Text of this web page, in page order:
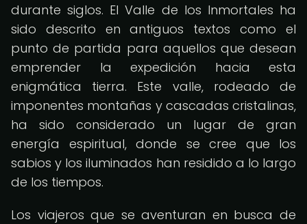
durante siglos. El Valle de los Inmortales ha
sido descrito en antiguos textos como el
punto de partida para aquellos que desean
emprender la expedición hacia esta
enigmática tierra. Este valle, rodeado de
imponentes montañas y cascadas cristalinas,
ha sido considerado un lugar de gran
energía espiritual, donde se cree que los
sabios y los iluminados han residido a lo largo
de los tiempos.
Los viajeros que se aventuran en busca de